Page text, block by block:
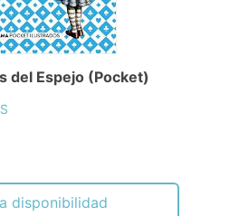
del Espejo (Pocket)
disponibilidad